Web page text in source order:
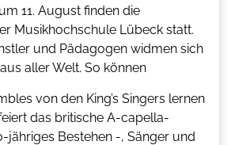
11. August finden die
Musikhochschule Lübeck statt.
und Pädagogen widmen sich
aller Welt. So können
von den King’s Singers lernen
das britische A-capella-
jähriges Bestehen -, Sänger und